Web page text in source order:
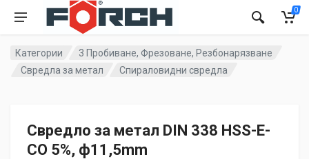
0
Категории
3 Пробиване, Фрезоване, Резбонарязване
Свредла за метал
Спираловидни свредла
Свредло за метал DIN 338 HSS-E-
CO 5%, ф11,5mm